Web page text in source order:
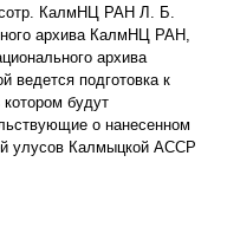
сотр. КалмНЦ РАН Л. Б.
архива КалмНЦ РАН,
архива
ведется подготовка к
будут
о нанесенном
улусов Калмыцкой АССР